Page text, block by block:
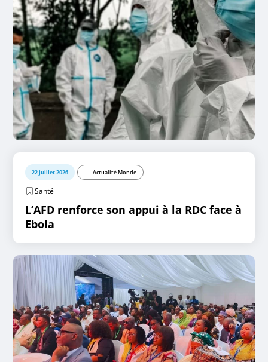
22 juillet 2026 Actualité Monde
Santé
L’AFD renforce son appui à la RDC face à
Ebola